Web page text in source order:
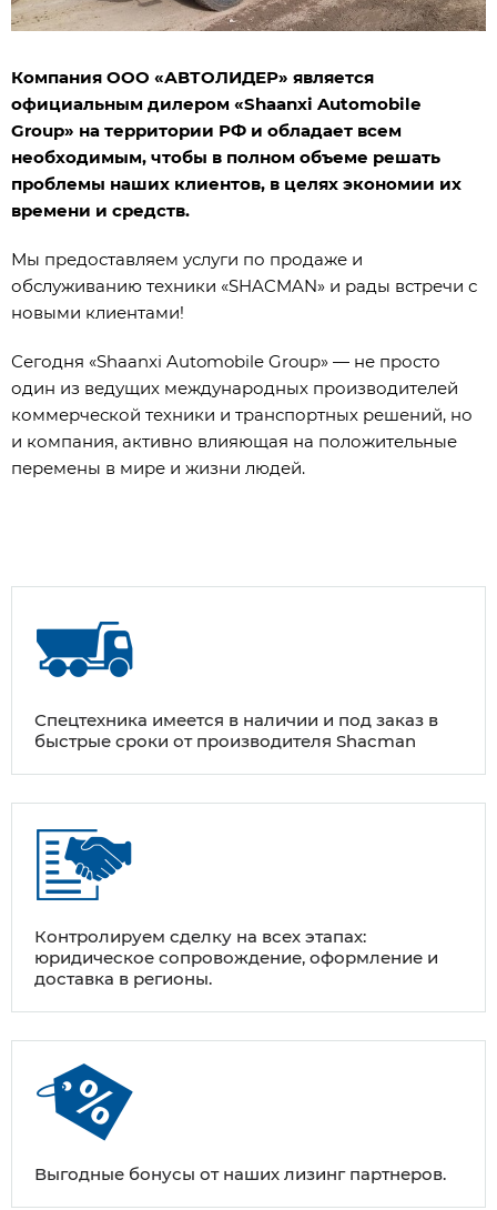
Компания ООО «АВТОЛИДЕР» является
официальным дилером «Shaanxi Automobile
Group» на территории РФ и обладает всем
необходимым, чтобы в полном объеме решать
проблемы наших клиентов, в целях экономии их
времени и средств.
Мы предоставляем услуги по продаже и
обслуживанию техники «SHACMAN» и рады встречи с
новыми клиентами!
Сегодня «Shaanxi Automobile Group» — не просто
один из ведущих международных производителей
коммерческой техники и транспортных решений, но
и компания, активно влияющая на положительные
перемены в мире и жизни людей.
Спецтехника имеется в наличии и под заказ в
быстрые сроки от производителя Shacman
Контролируем сделку на всех этапах:
юридическое сопровождение, оформление и
доставка в регионы.
Выгодные бонусы от наших лизинг партнеров.